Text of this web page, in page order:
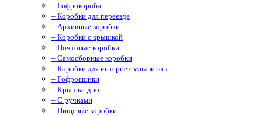
– Гофрокороба
– Коробки для переезда
– Архивные коробки
– Коробки с крышкой
– Почтовые коробки
– Самосборные коробки
– Коробки для интернет-магазинов
– Гофроящики
– Крышка-дно
– С ручками
– Пищевые коробки